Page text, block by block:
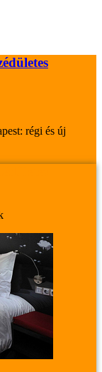
régi és új